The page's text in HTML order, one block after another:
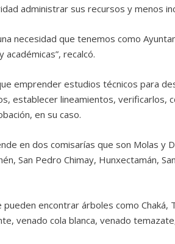
administrar sus recursos y menos
necesidad que tenemos como
académicas”, recalcó.
emprender estudios técnicos para
establecer lineamientos, verificarlos,
en su caso.
en dos comisarías que son Molas y
San Pedro Chimay, Hunxectamán,
pueden encontrar árboles como Chaká,
venado cola blanca, venado